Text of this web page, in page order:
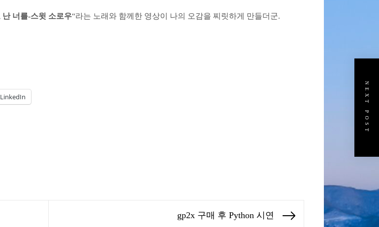
난 너를-스윗 소로우“라는 노래와 함께한 영상이 나의 오감을 찌릿하게 만들더군.
LinkedIn
gp2x 구매 후 Python 시연
NEXT POST